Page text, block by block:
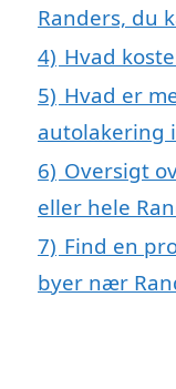
Randers, du
4) Hvad
5) Hvad er
autolakering
6) Oversigt
eller hele
7) Find en
byer nær